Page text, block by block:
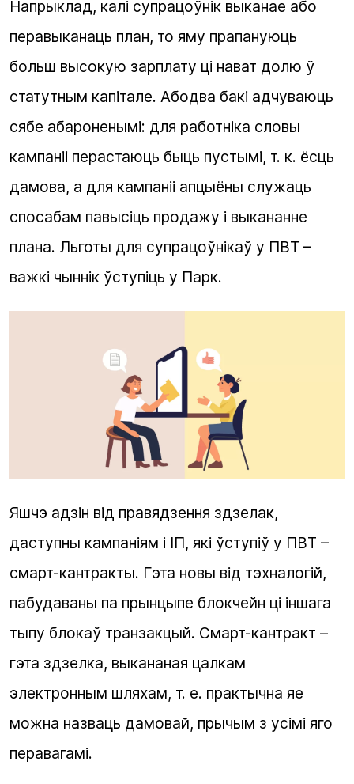
Напрыклад, калі супрацоўнік выканае або
перавыканаць план, то яму прапануюць
больш высокую зарплату ці нават долю ў
статутным капітале. Абодва бакі адчуваюць
сябе абароненымі: для работніка словы
кампаніі перастаюць быць пустымі, т. к. ёсць
дамова, а для кампаніі апцыёны служаць
спосабам павысіць продажу і выкананне
плана. Льготы для супрацоўнікаў у ПВТ –
важкі чыннік ўступіць у Парк.
Яшчэ адзін від правядзення здзелак,
даступны кампаніям і ІП, які ўступіў у ПВТ –
смарт-кантракты. Гэта новы від тэхналогій,
пабудаваны па прынцыпе блокчейн ці іншага
тыпу блокаў транзакцый. Смарт-кантракт –
гэта здзелка, выкананая цалкам
электронным шляхам, т. е. практычна яе
можна назваць дамовай, прычым з усімі яго
перавагамі.